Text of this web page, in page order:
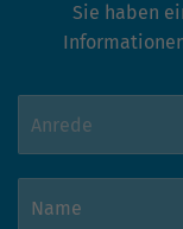
Sie haben